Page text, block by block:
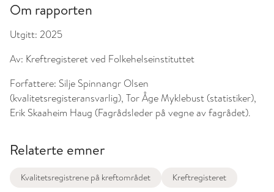
Om rapporten
Utgitt: 2025
Av: Kreftregisteret ved Folkehelseinstituttet
Forfattere: Silje Spinnangr Olsen
(kvalitetsregisteransvarlig), Tor Åge Myklebust (statistiker),
Erik Skaaheim Haug (Fagrådsleder på vegne av fagrådet).
Relaterte emner
Kvalitetsregistrene på kreftområdet Kreftregisteret